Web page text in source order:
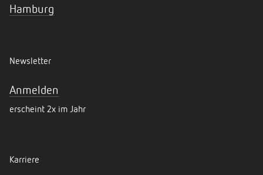
Hamburg
Newsletter
Anmelden
erscheint 2x im Jahr
Karriere